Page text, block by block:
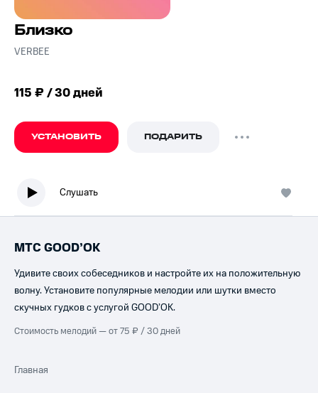
Близко
VERBEE
115 ₽ / 30 дней
УСТАНОВИТЬ ПОДАРИТЬ
Слушать
МТС GOOD’OK
Удивите своих собеседников и настройте их на положительную
волну. Установите популярные мелодии или шутки вместо
скучных гудков с услугой GOOD’OK.
Стоимость мелодий — от 75 ₽ / 30 дней
Главная